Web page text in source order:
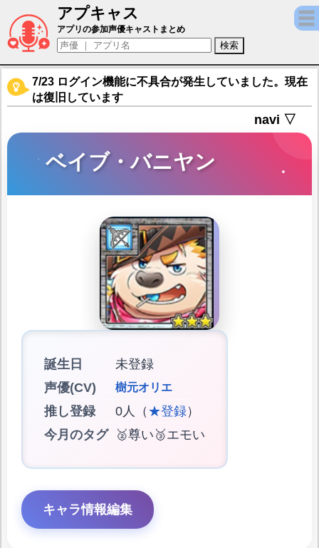
アプキャス
ベイブ・バニヤン（声優：樹元オリエ)【東
アプリの参加声優キャストまとめ
7/23 ログイン機能に不具合が発生していました。現在
は復旧しています
navi ▽
ベイブ・バニヤン
誕生日
未登録
声優(CV)
樹元オリエ
推し登録 0人（ ★登録）
今月のタグ
🥈尊い🥉エモい
キャラ情報編集